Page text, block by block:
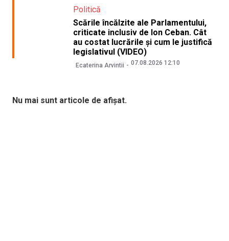
Politică
Scările încălzite ale Parlamentului,
criticate inclusiv de Ion Ceban. Cât
au costat lucrările și cum le justifică
legislativul (VIDEO)
Ecaterina Arvintii 07.08.2026 12:10
Nu mai sunt articole de afișat.